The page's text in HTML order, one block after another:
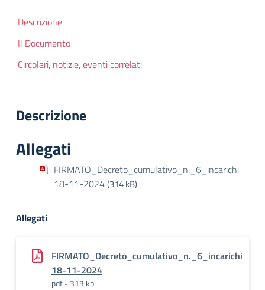
Descrizione
Il Documento
Circolari, notizie, eventi correlati
Descrizione
Allegati
FIRMATO_Decreto_cumulativo_n._6_incarichi
18-11-2024(314 kB)
Allegati
FIRMATO_Decreto_cumulativo_n._6_incarichi
18-11-2024
pdf - 313 kb